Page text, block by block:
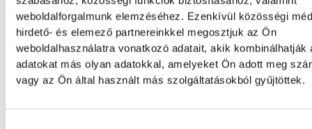
weboldalforgalmunk elemzéséhez. Ezenkívül közösségi
hirdető- és elemező partnereinkkel megosztjuk az Ön
weboldalhasználatra vonatkozó adatait, akik kombinálhatják
adatokat más olyan adatokkal, amelyeket Ön adott meg
vagy az Ön által használt más szolgáltatásokból gyűjtöttek.
kikapott szombaton a Real Madridtól
barátságos mérkőzésen a Groupama
A korai piros lap
a VSC Veszprém sorsát